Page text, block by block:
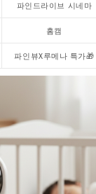
파인드라이브 시네마
홈캠
파인뷰X루메나 특가🎁